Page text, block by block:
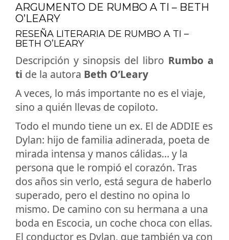
ARGUMENTO DE RUMBO A TI – BETH
O’LEARY
RESEÑA LITERARIA DE RUMBO A TI –
BETH O’LEARY
Descripción y sinopsis del libro Rumbo a
ti de la autora Beth O’Leary
A veces, lo más importante no es el viaje,
sino a quién llevas de copiloto.
Todo el mundo tiene un ex. El de ADDIE es
Dylan: hijo de familia adinerada, poeta de
mirada intensa y manos cálidas… y la
persona que le rompió el corazón. Tras
dos años sin verlo, está segura de haberlo
superado, pero el destino no opina lo
mismo. De camino con su hermana a una
boda en Escocia, un coche choca con ellas.
El conductor es Dylan, que también va con